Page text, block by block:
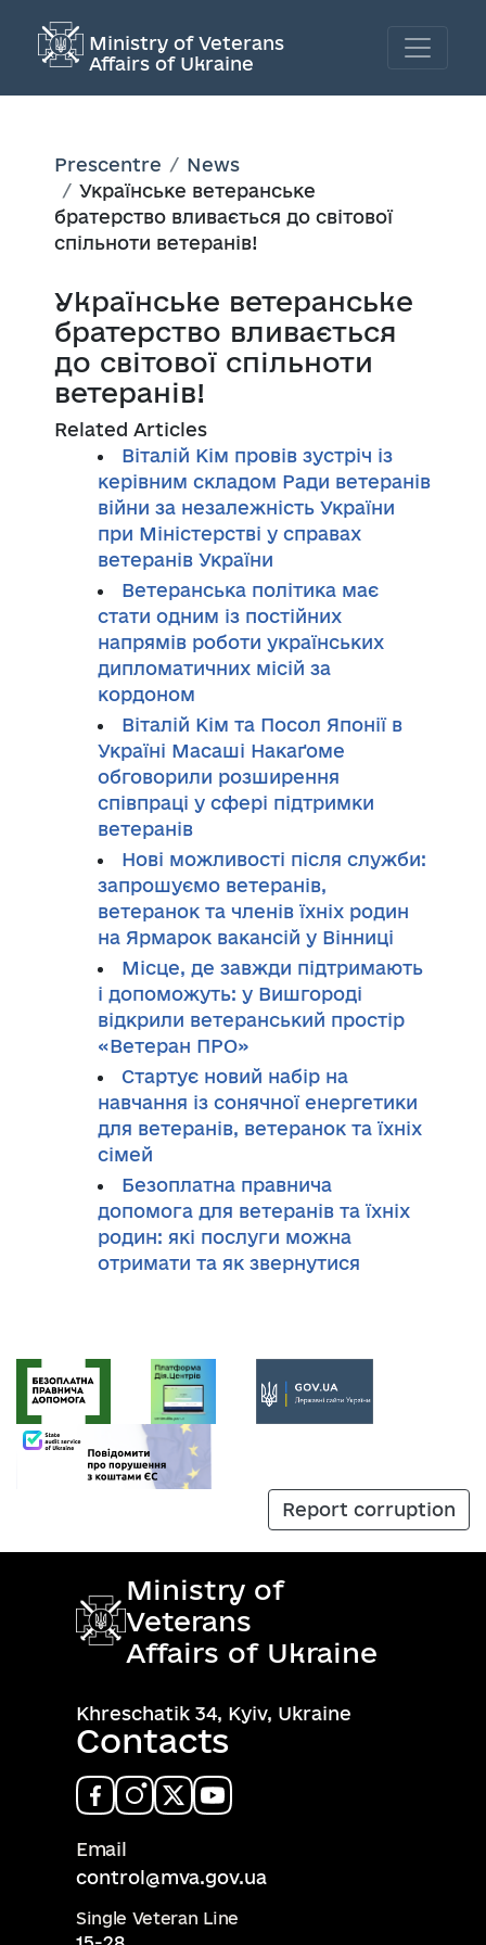
Ministry of Veterans
Affairs of Ukraine
Prescentre
News
Українське ветеранське
братерство вливається до світової
спільноти ветеранів!
Українське ветеранське
братерство вливається
до світової спільноти
ветеранів!
Related Articles
Віталій Кім провів зустріч із
керівним складом Ради ветеранів
війни за незалежність України
при Міністерстві у справах
ветеранів України
Ветеранська політика має
стати одним із постійних
напрямів роботи українських
дипломатичних місій за
кордоном
Віталій Кім та Посол Японії в
Україні Масаші Накаґоме
обговорили розширення
співпраці у сфері підтримки
ветеранів
Нові можливості після служби:
запрошуємо ветеранів,
ветеранок та членів їхніх родин
на Ярмарок вакансій у Вінниці
Місце, де завжди підтримають
і допоможуть: у Вишгороді
відкрили ветеранський простір
«Ветеран ПРО»
Стартує новий набір на
навчання із сонячної енергетики
для ветеранів, ветеранок та їхніх
сімей
Безоплатна правнича
допомога для ветеранів та їхніх
родин: які послуги можна
отримати та як звернутися
Report corruption
Ministry of
Veterans
Affairs of Ukraine
Khreschatik 34, Kyiv, Ukraine
Contacts
Email
control@mva.gov.ua
Single Veteran Line